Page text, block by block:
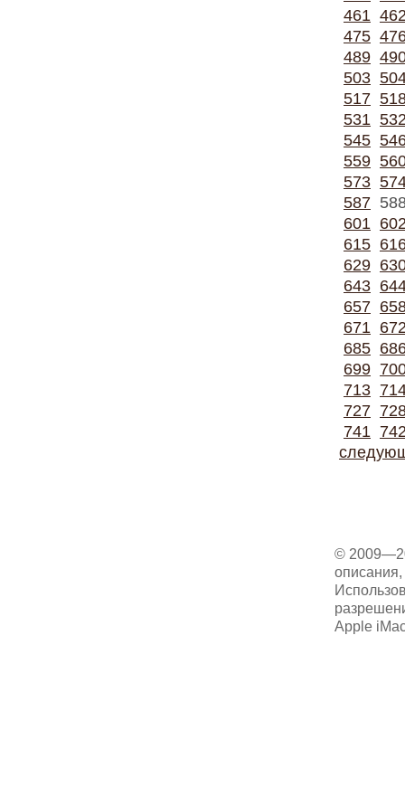
461
475
489
503
517
531
545
559
573
587
601
615
629
643
657
671
685
699
713
727
741
©
описания,
Apple